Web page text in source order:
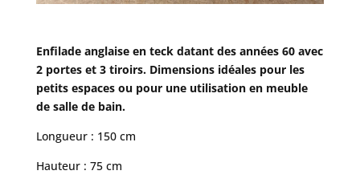
Enfilade anglaise en teck datant des années 60 avec
2 portes et 3 tiroirs. Dimensions idéales pour les
petits espaces ou pour une utilisation en meuble
de salle de bain.
Longueur : 150 cm
Hauteur : 75 cm